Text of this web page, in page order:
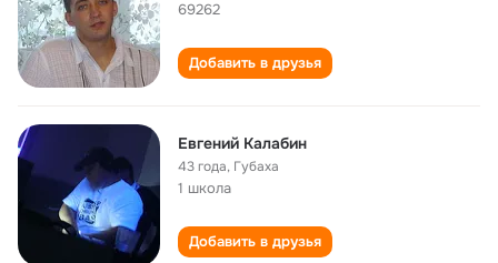
69262
Добавить в друзья
Евгений Калабин
43 года, Губаха
1 школа
Добавить в друзья